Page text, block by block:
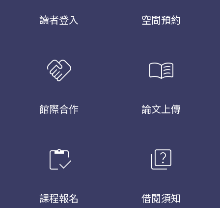
讀者登入 空間預約
handshake
館際合作
menu_book
論文上傳
inventory
課程報名
quiz
借閱須知